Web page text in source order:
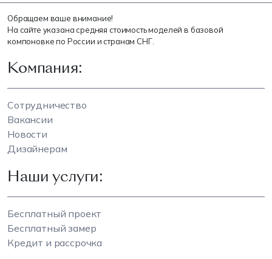
Обращаем ваше внимание!
На сайте указана средняя стоимость моделей в базовой
компоновке по России и странам СНГ.
Компания:
Сотрудничество
Вакансии
Новости
Дизайнерам
Наши услуги:
Бесплатный проект
Бесплатный замер
Кредит и рассрочка